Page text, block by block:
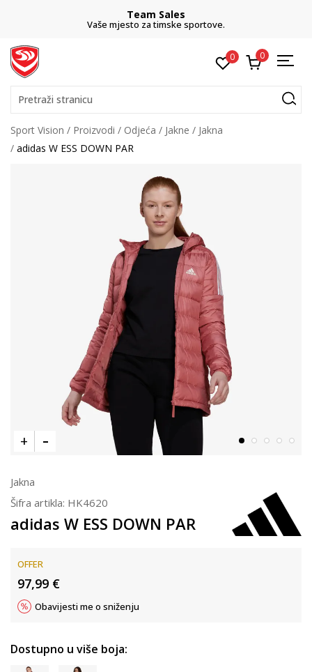
Team Sales
Vaše mjesto za timske sportove.
0 0
Pretraži stranicu
Sport Vision Proizvodi Odjeća Jakne
Jakna
adidas W ESS DOWN PAR
Jakna
Šifra artikla: HK4620
adidas W ESS DOWN PAR
OFFER
97,99 €
Obavijesti me o sniženju
Dostupno u više boja: